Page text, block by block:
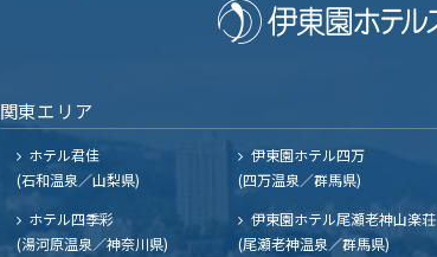
関東エリア
ホテル君佳
(石和温泉／山梨県)
ホテル四季彩
(湯河原温泉／神奈川県)
伊東園ホテル四万
(四万温泉／群馬県)
伊東園ホテル尾瀬老神山楽荘
(尾瀬老神温泉／群馬県)